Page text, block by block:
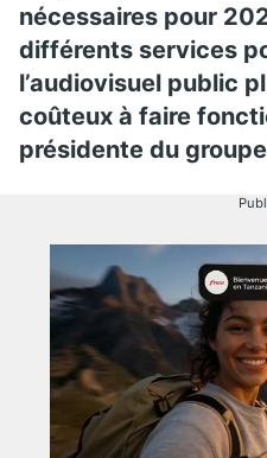
nécessaires pour
différents services
l’audiovisuel public
coûteux à faire
présidente du